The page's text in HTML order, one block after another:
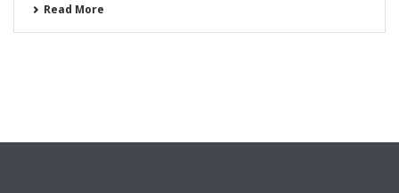
Read More